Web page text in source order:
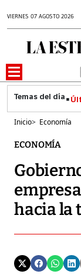
VIERNES 07 AGOSTO 2026
Inicio> Economía
ECONOMÍA
hacia la